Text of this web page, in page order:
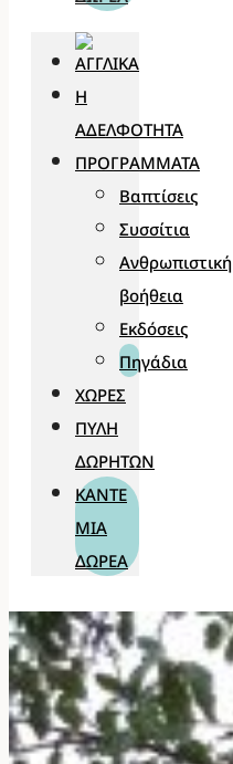
Η
ΑΔΕΛΦΌΤΗΤΑ
ΠΡΟΓΡΆΜΜΑΤΑ
Βαπτίσεις
Συσσίτια
Ανθρωπιστική
βοήθεια
Εκδόσεις
Πηγάδια
ΧΏΡΕΣ
ΠΎΛΗ
ΔΩΡΗΤΏΝ
ΚΆΝΤΕ
ΜΊΑ
ΔΩΡΕΆ